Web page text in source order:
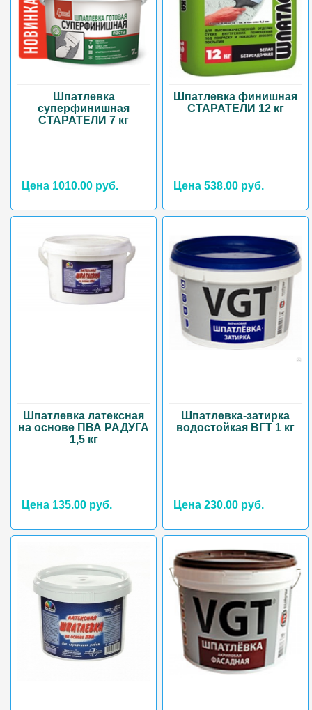
Шпатлевка
суперфинишная
СТАРАТЕЛИ 7 кг
Цена 1010.00 руб.
Шпатлевка финишная
СТАРАТЕЛИ 12 кг
Цена 538.00 руб.
Шпатлевка латексная
на основе ПВА РАДУГА
1,5 кг
Цена 135.00 руб.
Шпатлевка-затирка
водостойкая ВГТ 1 кг
Цена 230.00 руб.